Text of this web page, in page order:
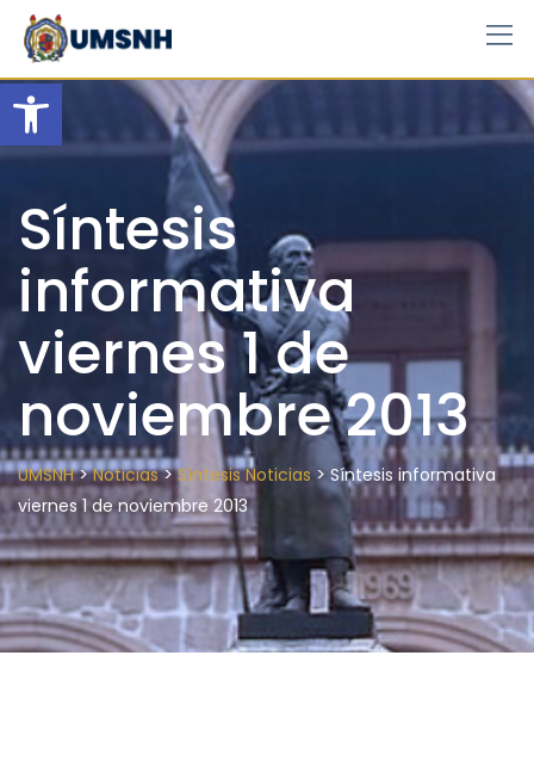
Open toolbar
Skip
content
Síntesis
informativa
viernes 1 de
noviembre 2013
UMSNH>Noticias>Síntesis Noticias> Síntesis informativa
viernes 1 de noviembre 2013